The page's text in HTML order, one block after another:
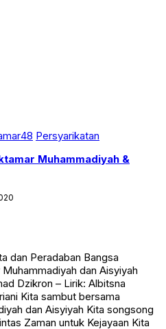
Persyarikatan
Muhammadiyah &
dan Peradaban Bangsa
dan Aisyiyah
Dzikron – Lirik: Albitsna
Kita sambut bersama
dan Aisyiyah Kita songsong
Zaman untuk Kejayaan Kita